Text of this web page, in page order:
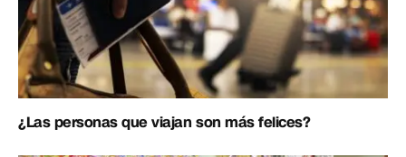
¿Las personas que viajan son más felices?